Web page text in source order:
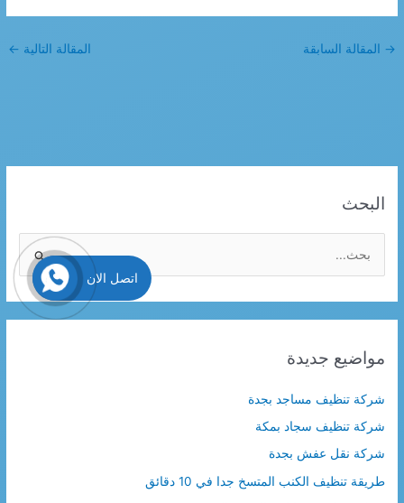
→ المقالة السابقة المقالة التالية ←
البحث
ح
ع
مواضيع جديدة
شركة تنظيف مساجد بجدة
شركة تنظيف سجاد بمكة
شركة نقل عفش بجدة
طريقة تنظيف الكنب المتسخ جدا في 10 دقائق
اتصل الان